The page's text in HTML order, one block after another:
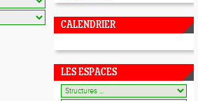
CALENDRIER
LES ESPACES